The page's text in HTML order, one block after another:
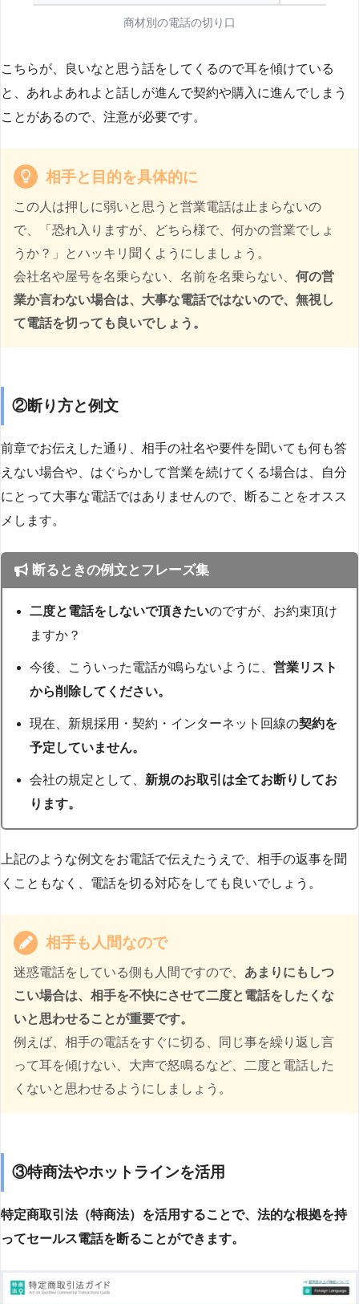
商材別の電話の切り口
こちらが、良いなと思う話をしてくるので耳を傾けている
と、あれよあれよと話しが進んで契約や購入に進んでしまう
ことがあるので、注意が必要です。
相手と目的を具体的に
この人は押しに弱いと思うと営業電話は止まらないの
で、「恐れ入りますが、どちら様で、何かの営業でしょ
うか？」とハッキリ聞くようにしましょう。
会社名や屋号を名乗らない、名前を名乗らない、 何の営
業か言わない場合は、大事な電話ではないので、無視し
て電話を切っても良いでしょう。
②断り方と例文
前章でお伝えした通り、相手の社名や要件を聞いても何も答
えない場合や、はぐらかして営業を続けてくる場合は、自分
にとって大事な電話ではありませんので、断ることをオスス
メします。
断るときの例文とフレーズ集
二度と電話をしないで頂きたいのですが、お約束頂け
ますか？
今後、こういった電話が鳴らないように、営業リスト
から削除してください。
現在、新規採用・契約・インターネット回線の契約を
予定していません。
会社の規定として、 新規のお取引は全てお断りしてお
ります。
上記のような例文をお電話で伝えたうえで、相手の返事を聞
くこともなく、電話を切る対応をしても良いでしょう。
相手も人間なので
迷惑電話をしている側も人間ですので、 あまりにもしつ
こい場合は、相手を不快にさせて二度と電話をしたくな
いと思わせることが重要です。
例えば、相手の電話をすぐに切る、同じ事を繰り返し言
って耳を傾けない、大声で怒鳴るなど、二度と電話した
くないと思わせるようにしましょう。
③特商法やホットラインを活用
特定商取引法（特商法）を活用することで、法的な根拠を持
ってセールス電話を断ることができます。